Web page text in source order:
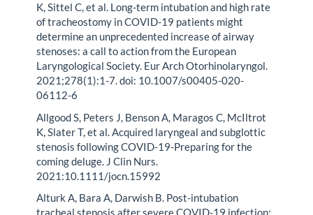
K, Sittel C, et al. Long-term intubation and high rate
of tracheostomy in COVID-19 patients might
determine an unprecedented increase of airway
stenoses: a call to action from the European
Laryngological Society. Eur Arch Otorhinolaryngol.
2021;278(1):1-7. doi: 10.1007/s00405-020-
06112-6
Allgood S, Peters J, Benson A, Maragos C, McIltrot
K, Slater T, et al. Acquired laryngeal and subglottic
stenosis following COVID-19-Preparing for the
coming deluge. J Clin Nurs.
2021:10.1111/jocn.15992
Alturk A, Bara A, Darwish B. Post-intubation
tracheal stenosis after severe COVID-19 infection: